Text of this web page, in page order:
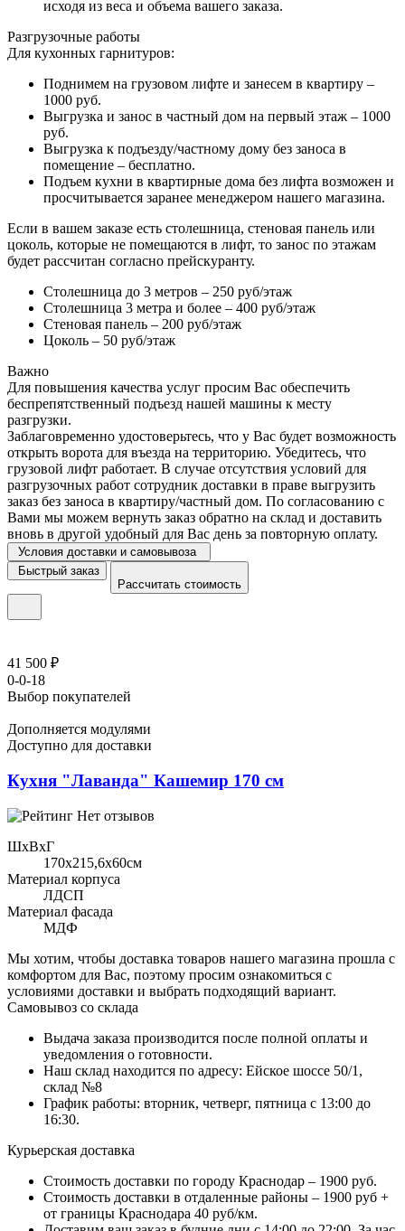
исходя из веса и объема вашего заказа.
Разгрузочные работы
Для кухонных гарнитуров:
Поднимем на грузовом лифте и занесем в квартиру –
1000 руб.
Выгрузка и занос в частный дом на первый этаж – 1000
руб.
Выгрузка к подъезду/частному дому без заноса в
помещение – бесплатно.
Подъем кухни в квартирные дома без лифта возможен и
просчитывается заранее менеджером нашего магазина.
Если в вашем заказе есть столешница, стеновая панель или
цоколь, которые не помещаются в лифт, то занос по этажам
будет рассчитан согласно прейскуранту.
Столешница до 3 метров – 250 руб/этаж
Столешница 3 метра и более – 400 руб/этаж
Стеновая панель – 200 руб/этаж
Цоколь – 50 руб/этаж
Важно
Для повышения качества услуг просим Вас обеспечить
беспрепятственный подъезд нашей машины к месту
разгрузки.
Заблаговременно удостоверьтесь, что у Вас будет возможность
открыть ворота для въезда на территорию. Убедитесь, что
грузовой лифт работает. В случае отсутствия условий для
разгрузочных работ сотрудник доставки в праве выгрузить
заказ без заноса в квартиру/частный дом. По согласованию с
Вами мы можем вернуть заказ обратно на склад и доставить
вновь в другой удобный для Вас день за повторную оплату.
Условия доставки и самовывоза
Быстрый заказ
Рассчитать стоимость
41 500 ₽
0-0-18
Выбор покупателей
Дополняется модулями
Доступно для доставки
Кухня "Лаванда" Кашемир 170 см
Нет отзывов
ШхВхГ
170x215,6х60см
Материал корпуса
ЛДСП
Материал фасада
МДФ
Мы хотим, чтобы доставка товаров нашего магазина прошла с
комфортом для Вас, поэтому просим ознакомиться с
условиями доставки и выбрать подходящий вариант.
Самовывоз со склада
Выдача заказа производится после полной оплаты и
уведомления о готовности.
Наш склад находится по адресу: Ейское шоссе 50/1,
склад №8
График работы: вторник, четверг, пятница с 13:00 до
16:30.
Курьерская доставка
Стоимость доставки по городу Краснодар – 1900 руб.
Стоимость доставки в отдаленные районы – 1900 руб +
от границы Краснодара 40 руб/км.